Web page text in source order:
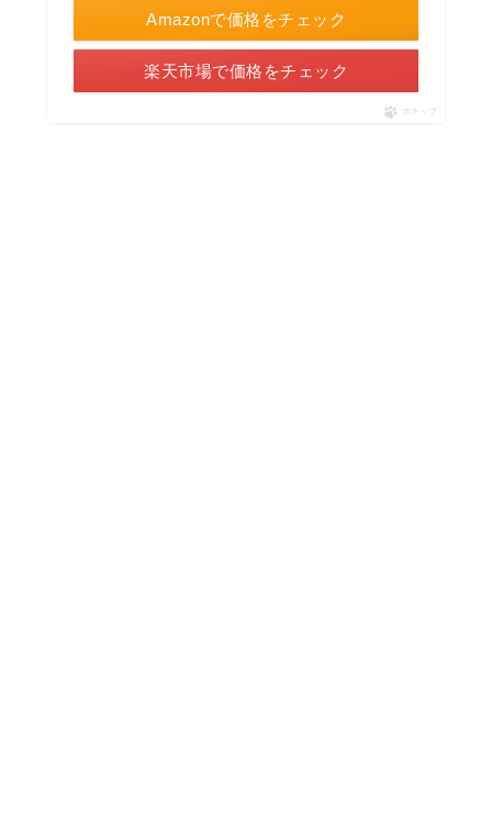
Amazonで価格をチェック
楽天市場で価格をチェック
ポチップ